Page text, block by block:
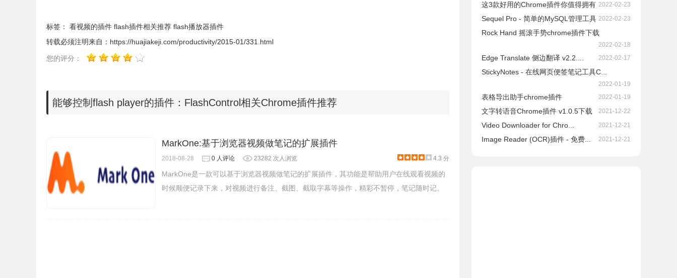
加一个白名单来阻止FlashControl插件改变默认的flash player插件的自动播放状态，还可以添加一个黑名单用于阻
止该网站上的所有flash插件的播放。
1.FlashControl只能控制chrome浏览器中的flash player插件的播放，对于其他视频播放的组件无法进行控制（如：
HTML5播放组件、gif动态图片等）。
广告屏蔽插件可以参考：
FlashControl的联系方式
标签： 看视频的插件 flash插件相关推荐 flash播放器插件
转载必须注明来自： https://huajiakeji.com/productivity/2015-01/331.html
您的评分：
能够控制flash player的插件：FlashControl相关Chrome插件推荐
MarkOne:基于浏览器视频做笔记的扩展插件
2018-08-28 0 人评论 23282 次人浏览 4.3 分
MarkOne是一款可以基于浏览器视频做笔记的扩展插件，其功能是帮助用户在线观看视频的
时候顺便记录下来，对视频进行备注、截图、截取字幕等操作，精彩不暂停，笔记随时记。
这3款好用的Chrome插件你值得拥有 2022-02-23
Sequel Pro - 简单的MySQL管理工具 2022-02-23
Rock Hand 摇滚手势chrome插件下载
2022-02-18
Edge Translate 侧边翻译 v2.2.... 2022-02-17
StickyNotes - 在线网页便签笔记工具C...
2022-01-19
表格导出助手chrome插件 2022-01-19
文字转语音Chrome插件 v1.0.5下载 2021-12-22
Video Downloader for Chro... 2021-12-21
Image Reader (OCR)插件 - 免费... 2021-12-21